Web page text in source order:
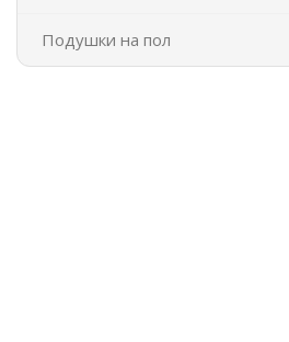
Подушки на пол